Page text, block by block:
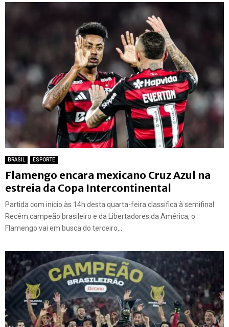
BRASIL ESPORTE
Flamengo encara mexicano Cruz Azul na
estreia da Copa Intercontinental
Partida com início às 14h desta quarta-feira classifica à semifinal
Recém campeão brasileiro e da Libertadores da América, o
Flamengo vai em busca do terceiro...